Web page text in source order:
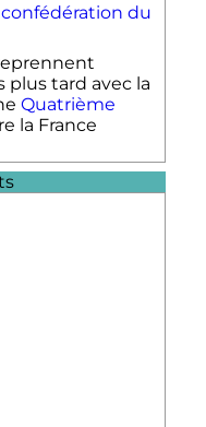
confédération du
plus tard avec la
Quatrième
la France